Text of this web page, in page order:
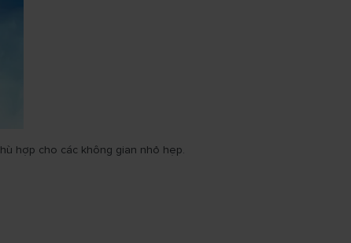
hợp cho các không gian nhỏ hẹp.